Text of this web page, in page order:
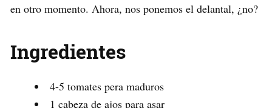
en otro momento. Ahora, nos ponemos el delantal, ¿no?
Ingredientes
4-5 tomates pera maduros
1 cabeza de ajos para asar